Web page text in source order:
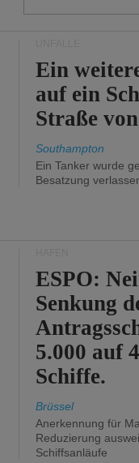
Ein
auf ein
Straße
Southampton
Ein Tanker wurde
Besatzung
ESPO:
Senkung
5.000 auf
Schiffe.
Brüssel
Anerkennung für
Reduzierung
Schiffsanläufe